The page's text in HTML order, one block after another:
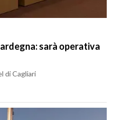
sarà operativa
di Cagliari